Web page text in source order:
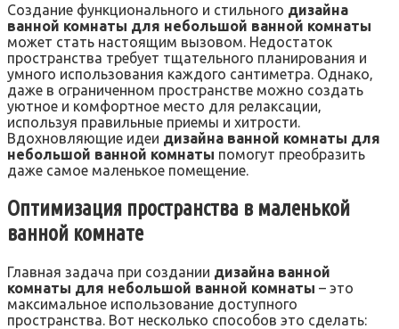
Создание функционального и стильного дизайна
ванной комнаты для небольшой ванной комнаты
может стать настоящим вызовом. Недостаток
пространства требует тщательного планирования и
умного использования каждого сантиметра. Однако‚
даже в ограниченном пространстве можно создать
уютное и комфортное место для релаксации‚
используя правильные приемы и хитрости.
Вдохновляющие идеи дизайна ванной комнаты для
небольшой ванной комнаты помогут преобразить
даже самое маленькое помещение.
Оптимизация пространства в маленькой
ванной комнате
Главная задача при создании дизайна ванной
комнаты для небольшой ванной комнаты – это
максимальное использование доступного
пространства. Вот несколько способов это сделать: